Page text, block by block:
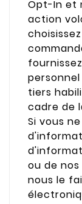
Opt-In et
action
tiers
cadre de
Si vous
ou de
nous le